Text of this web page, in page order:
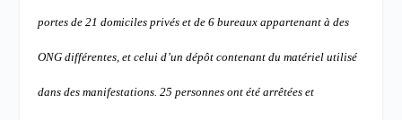
portes de 21 domiciles privés et de 6 bureaux appartenant à des
ONG différentes, et celui d’un dépôt contenant du matériel utilisé
dans des manifestations. 25 personnes ont été arrêtées et